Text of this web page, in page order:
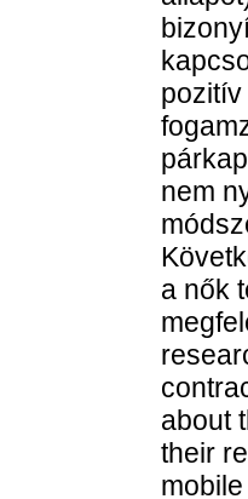
nem
a nők
about
their